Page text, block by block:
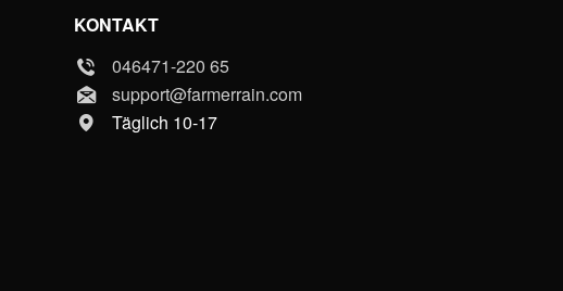
KONTAKT
046471-220 65
support@farmerrain.com
Täglich 10-17